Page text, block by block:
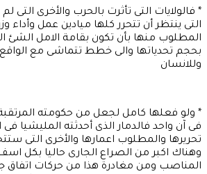
* فالولايات التى تأثرت بالحرب والأخرى التى لم
التى ينتظر أن تتحرر كلها ميادين عمل وأداء
المطلوب منها بأن تكون بقامة الامل الشئ
بحجم تحدياتها والى خطط تتماشى مع
وللانسان
* ولو فعلها كامل لجعل من حكومته
فى آن واحد فالدمار الذى أحدثته المليشيا فى
تحريرها والمطلوب اعمارها والأخرى التى
وهناك اكبر من الصراع الجارى حاليا بكل
المناصب ومن مغادرة هذا من حركات اتفاق